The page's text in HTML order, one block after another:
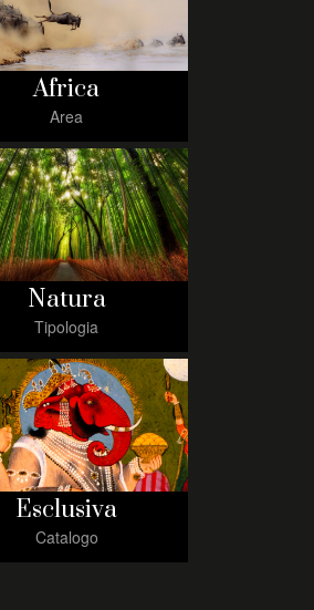
Africa
Area
Natura
Tipologia
Esclusiva
Catalogo